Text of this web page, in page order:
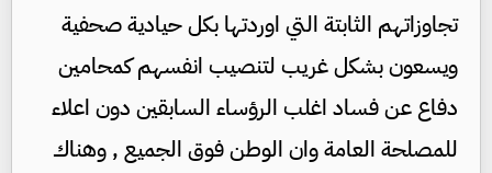
تجاوزاتهم الثابتة التي اوردتها بكل حيادية صحفية
ويسعون بشكل غريب لتنصيب انفسهم كمحامين
دفاع عن فساد اغلب الرؤساء السابقين دون اعلاء
للمصلحة العامة وان الوطن فوق الجميع , وهناك